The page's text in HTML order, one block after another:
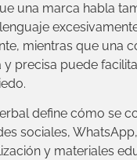
una marca habla
mientras que una
y precisa puede
define cómo se
sociales,
y materiales